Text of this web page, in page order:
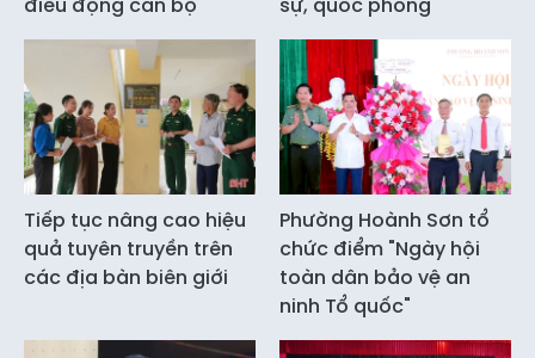
điều động cán bộ
sự, quốc phòng
Tiếp tục nâng cao hiệu
quả tuyên truyền trên
các địa bàn biên giới
Phường Hoành Sơn tổ
chức điểm "Ngày hội
toàn dân bảo vệ an
ninh Tổ quốc"